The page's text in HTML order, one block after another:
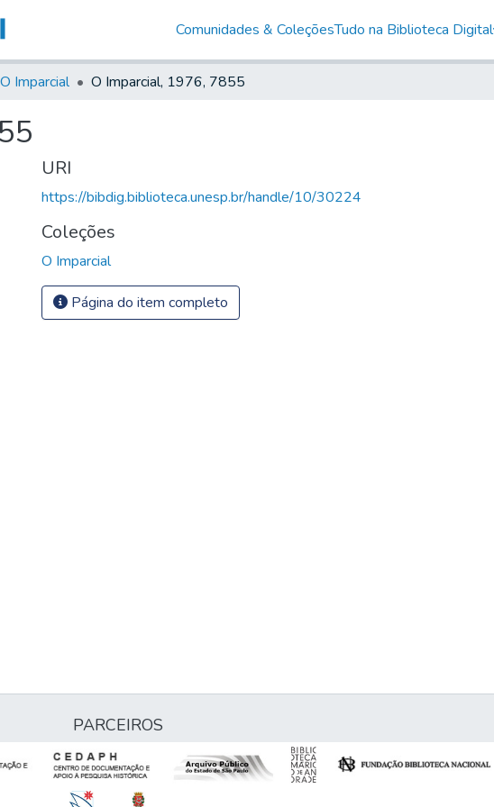
Comunidades & ColeçõesTudo na Biblioteca Digital
O Imparcial O Imparcial, 1976, 7855
URI
https://bibdig.biblioteca.unesp.br/handle/10/30224
Coleções
O Imparcial
Página do item completo
PARCEIROS